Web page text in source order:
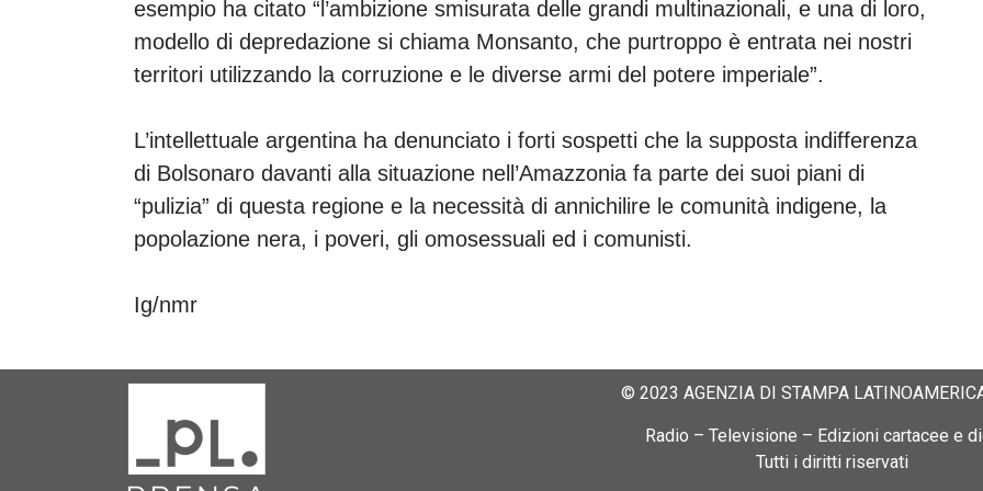
esempio ha citato “l’ambizione smisurata delle grandi multinazionali, e una di loro,
modello di depredazione si chiama Monsanto, che purtroppo è entrata nei nostri
territori utilizzando la corruzione e le diverse armi del potere imperiale”.
L’intellettuale argentina ha denunciato i forti sospetti che la supposta indifferenza
di Bolsonaro davanti alla situazione nell’Amazzonia fa parte dei suoi piani di
“pulizia” di questa regione e la necessità di annichilire le comunità indigene, la
popolazione nera, i poveri, gli omosessuali ed i comunisti.
Ig/nmr
© 2023 AGENZIA DI STAMPA
Radio – Televisione – Edizioni cartacee e
Tutti i diritti riservati